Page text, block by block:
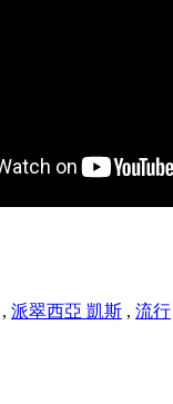
, 派翠西亞 凱斯 , 流行